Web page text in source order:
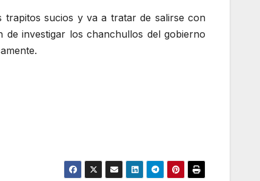
trapitos sucios y va a tratar de salirse con
de investigar los chanchullos del gobierno